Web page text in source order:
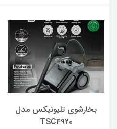
بخارشوی تلیونیکس مدل
TSC4920